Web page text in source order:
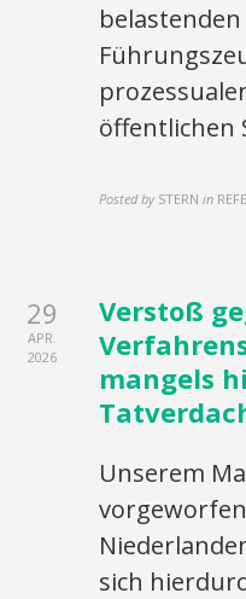
öffentlichen
Posted by STERN in
29
APR.
2026
Verstoß
mangels
Unserem
sich